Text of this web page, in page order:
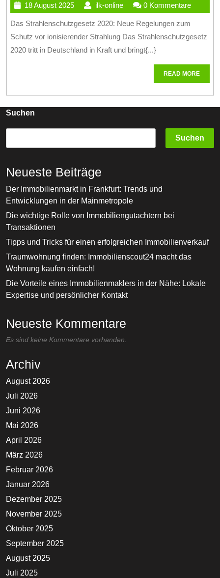
Des
2020:
Ionisierender
In
Deutschland
18 August 202518
August
2025
ilk-onlineilk-
online
0 Kommentare
Das Strahlenschutzgesetz 2020: Neue Regelungen zum
Schutz vor ionisierender Strahlung Das Strahlenschutzgesetz
2020 tritt in Deutschland in Kraft und bringt{...}
READ MOREREAD
MORE
Suchen
Suchen
Neueste Beiträge
Der Immobilienmarkt in Frankfurt: Trends und
Entwicklungen in der Mainmetropole
Die wichtige Rolle von Immobiliengutachtern bei
Transaktionen
Tipps und Tricks für einen erfolgreichen Immobilienverkauf
Traumwohnung finden: Immobilienscout24 macht das
Wohnung kaufen einfach!
Die Vorteile eines Immobilienmaklers in der Nähe: Lokale
Expertise und persönlicher Kontakt
Neueste Kommentare
Es sind keine Kommentare vorhanden.
Archiv
August 2026
Juli 2026
Juni 2026
Mai 2026
April 2026
März 2026
Februar 2026
Januar 2026
Dezember 2025
November 2025
Oktober 2025
September 2025
August 2025
Juli 2025